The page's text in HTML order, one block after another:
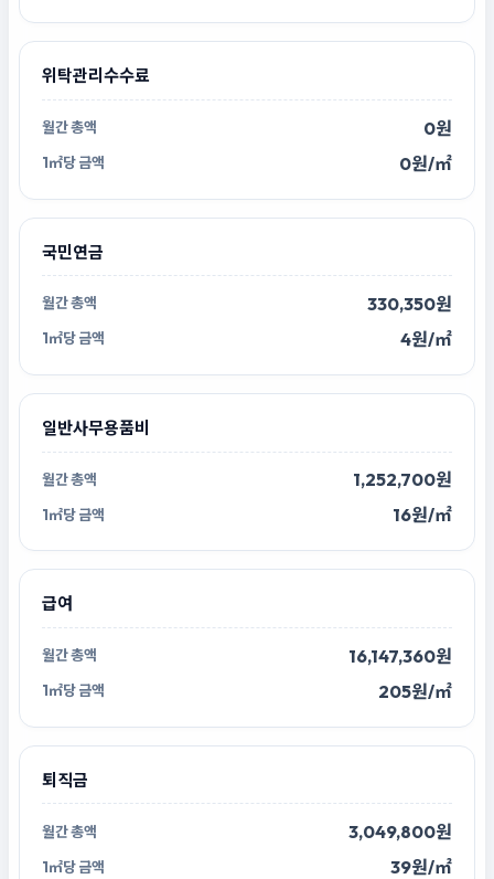
위탁관리수수료
0원
0원/㎡
국민연금
330,350원
4원/㎡
일반사무용품비
1,252,700원
16원/㎡
급여
16,147,360원
205원/㎡
퇴직금
3,049,800원
39원/㎡